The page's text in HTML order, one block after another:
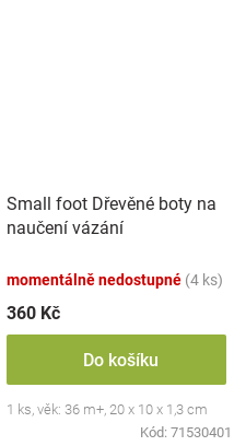
Small foot Dřevěné boty na
naučení vázání
momentálně nedostupné (4 ks)
360 Kč
Do košíku
1 ks, věk: 36 m+, 20 x 10 x 1,3 cm
Kód: 71530401